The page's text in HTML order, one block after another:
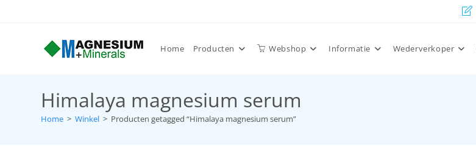
Home Producten Webshop Informatie Wederverkoper
Himalaya magnesium serum
Home > Winkel > Producten getagged “Himalaya magnesium serum”